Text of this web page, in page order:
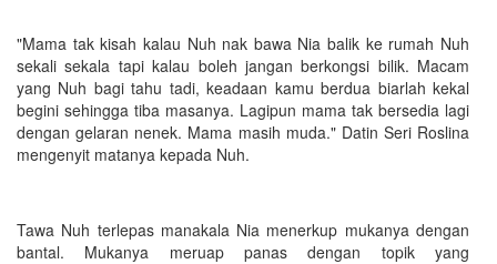
"Mama tak kisah kalau Nuh nak bawa Nia balik ke rumah Nuh
sekali sekala tapi kalau boleh jangan berkongsi bilik. Macam
yang Nuh bagi tahu tadi, keadaan kamu berdua biarlah kekal
begini sehingga tiba masanya. Lagipun mama tak bersedia lagi
dengan gelaran nenek. Mama masih muda." Datin Seri Roslina
mengenyit matanya kepada Nuh.
Tawa Nuh terlepas manakala Nia menerkup mukanya dengan
bantal. Mukanya meruap panas dengan topik yang